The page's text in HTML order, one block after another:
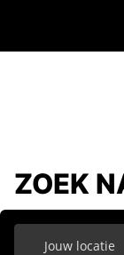
ZOEK